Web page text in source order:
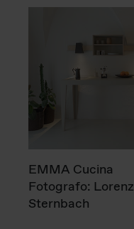
EMMA Cucina
Fotografo: Lorenz
Sternbach